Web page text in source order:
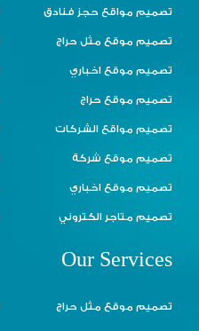
تصميم مواقع حجز فنادق
تصميم موقع مثل حراج
تصميم موقع اخباري
تصميم موقع حراج
تصميم مواقع الشركات
تصميم موقع شركة
تصميم موقع اخباري
تصميم متاجر الكتروني
Our Services
تصميم موقع مثل حراج